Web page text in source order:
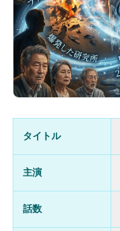
タイトル
主演
話数